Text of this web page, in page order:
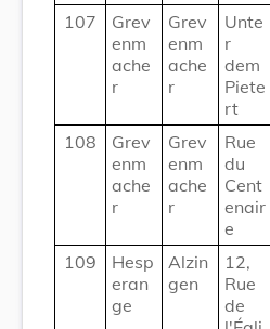
107
Grev
enm
ache
r
Grev
enm
ache
r
Unte
r
dem
Piete
rt
108
Grev
enm
ache
r
Grev
enm
ache
r
Rue
du
Cent
enair
e
109
Hesp
eran
ge
Alzin
gen
12,
Rue
de